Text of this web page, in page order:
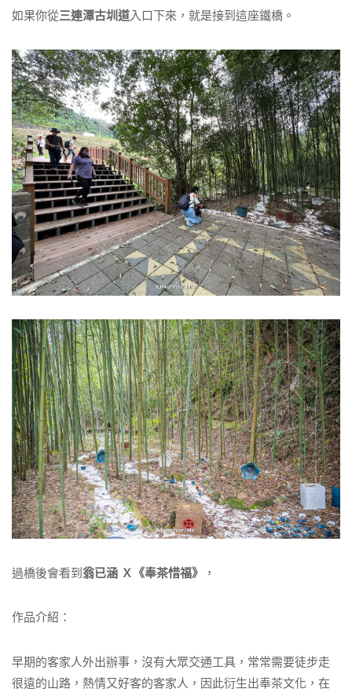
如果你從三連潭古圳道入口下來，就是接到這座鐵橋。
過橋後會看到翁已涵 Ｘ《奉茶惜福》 ，
作品介紹：
早期的客家人外出辦事，沒有大眾交通工具，常常需要徒步走
很遠的山路，熱情又好客的客家人，因此衍生出奉茶文化，在